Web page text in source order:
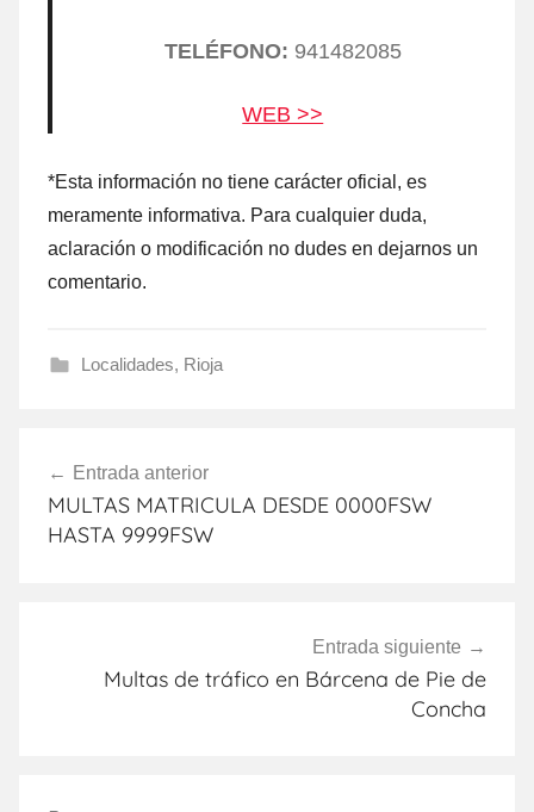
TELÉFONO: 941482085
WEB >>
*Esta información no tiene carácter oficial, es
meramente informativa. Para cualquier duda,
aclaración ο modificación no dudes en dejarnos un
comentario.
Localidades, Rioja
de
entradas
Entrada anterior
MULTAS MATRICULA DESDE 0000FSW
HASTA 9999FSW
Entrada siguiente
Multas de tráfico en Bárcena de Pie de
Concha